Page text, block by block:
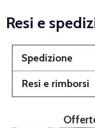
Resi e
Spedizione
Resi e rimborsi